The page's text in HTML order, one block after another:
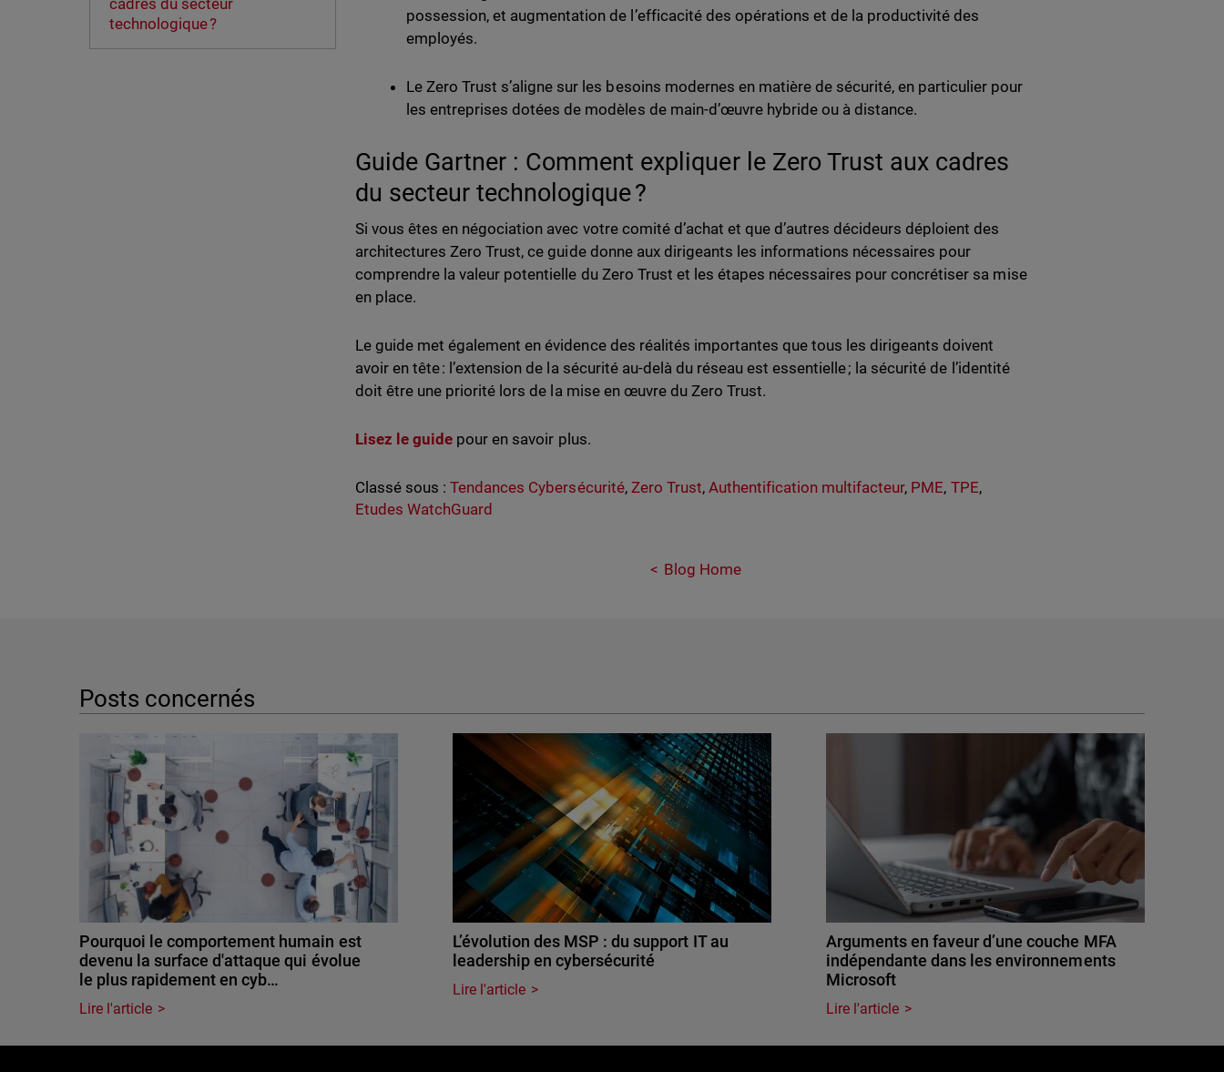
cadres du secteur
technologique ?
possession, et augmentation de l’efficacité des opérations et de la productivité des
employés.
Le Zero Trust s’aligne sur les besoins modernes en matière de sécurité, en particulier pour
les entreprises dotées de modèles de main-d’œuvre hybride ou à distance.
Guide Gartner : Comment expliquer le Zero Trust aux cadres
du secteur technologique ?
Si vous êtes en négociation avec votre comité d’achat et que d’autres décideurs déploient des
architectures Zero Trust, ce guide donne aux dirigeants les informations nécessaires pour
comprendre la valeur potentielle du Zero Trust et les étapes nécessaires pour concrétiser sa mise
en place.
Le guide met également en évidence des réalités importantes que tous les dirigeants doivent
avoir en tête : l’extension de la sécurité au-delà du réseau est essentielle ; la sécurité de l’identité
doit être une priorité lors de la mise en œuvre du Zero Trust.
Lisez le guide pour en savoir plus.
Classé sous : Tendances Cybersécurité, Zero Trust, Authentification multifacteur, PME, TPE,
Etudes WatchGuard
Blog Home
Posts concernés
Pourquoi le comportement humain est
devenu la surface d'attaque qui évolue
le plus rapidement en cyb…
Lire l'article
L’évolution des MSP : du support IT au
leadership en cybersécurité
Lire l'article
Arguments en faveur d’une couche MFA
indépendante dans les environnements
Microsoft
Lire l'article